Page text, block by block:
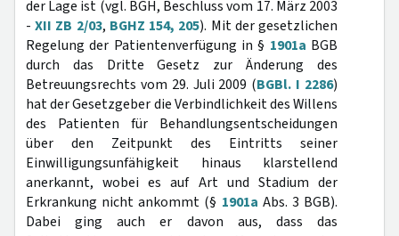
der Lage ist (vgl. BGH, Beschluss vom 17. März 2003
-XII ZB 2/03, BGHZ 154, 205). Mit der gesetzlichen
Regelung der Patientenverfügung in § 1901a BGB
durch das Dritte Gesetz zur Änderung des
Betreuungsrechts vom 29. Juli 2009 (BGBl. I 2286)
hat der Gesetzgeber die Verbindlichkeit des Willens
des Patienten für Behandlungsentscheidungen
über den Zeitpunkt des Eintritts seiner
Einwilligungsunfähigkeit hinaus klarstellend
anerkannt, wobei es auf Art und Stadium der
Erkrankung nicht ankommt (§ 1901a Abs. 3 BGB).
Dabei ging auch er davon aus, dass das